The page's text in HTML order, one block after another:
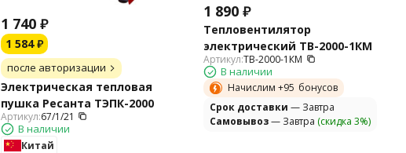
1 740 ₽
1 584 ₽
после авторизации
Электрическая тепловая
пушка Ресанта ТЭПК-2000
Артикул:67/1/21
В наличии
Китай
1 890 ₽
Тепловентилятор
электрический TB-2000-1КМ
Артикул:TB-2000-1КМ
В наличии
Начислим +95 бонусов
Cрок доставки — Завтра
Самовывоз— Завтра (скидка 3%)